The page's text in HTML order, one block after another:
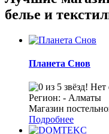
белье и
Планета Снов
Нет
Регион: - Алматы
Магазин
Подробнее